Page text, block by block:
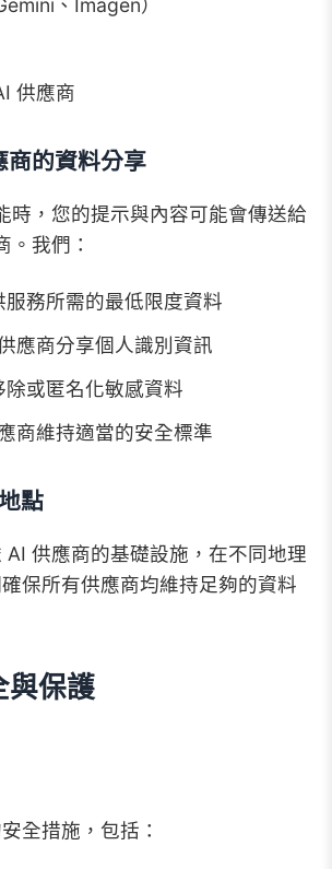
、Imagen）
供應商
商的資料分享
時，您的提示與內容可能會傳送給
。我們：
服務所需的最低限度資料
應商分享個人識別資訊
除或匿名化敏感資料
商維持適當的安全標準
點
AI 供應商的基礎設施，在不同地理
保所有供應商均維持足夠的資料
與保護
全措施，包括：